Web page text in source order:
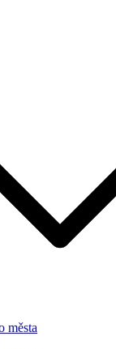
města